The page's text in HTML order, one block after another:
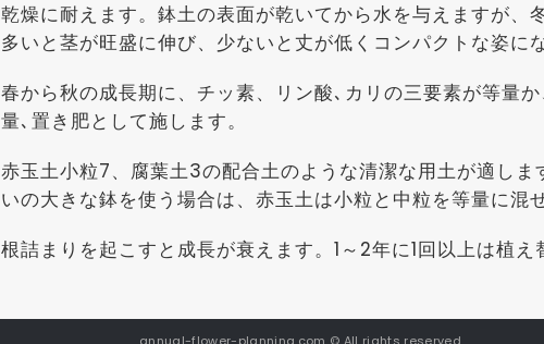
乾燥に耐えます。鉢土の表面が乾いてから水を与えますが、
多いと茎が旺盛に伸び、少ないと丈が低くコンパクトな姿に
春から秋の成長期に、チッ素、リン酸､カリの三要素が等量
量､置き肥として施します。
赤玉土小粒7、腐葉土3の配合土のような清潔な用土が適し
いの大きな鉢を使う場合は、赤玉土は小粒と中粒を等量に混
根詰まりを起こすと成長が衰えます。1～2年に1回以上は植